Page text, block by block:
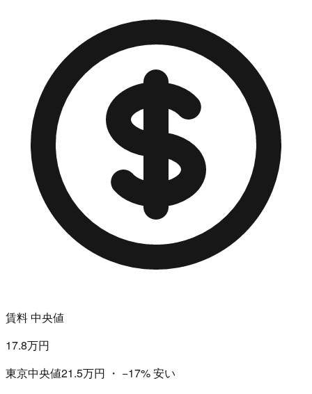
賃料 中央値
17.8万円
東京中央値21.5万円 ・ −17%安い